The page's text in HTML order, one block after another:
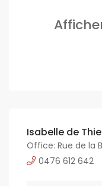
Isabelle de
Office: Rue de la
0476 612 642